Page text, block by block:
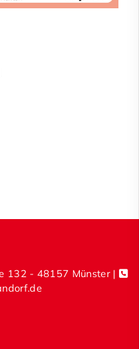
132 - 48157 Münster |